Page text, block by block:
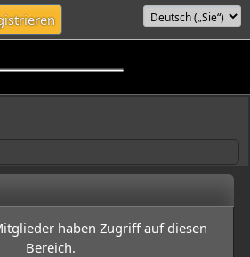
haben Zugriff auf diesen
Bereich.